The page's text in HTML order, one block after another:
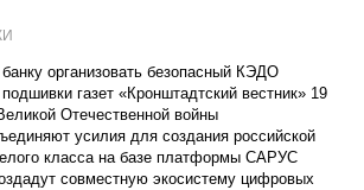
организовать безопасный КЭДО
газет «Кронштадтский вестник» 19
Отечественной войны
усилия для создания российской
класса на базе платформы САРУС
совместную экосистему цифровых